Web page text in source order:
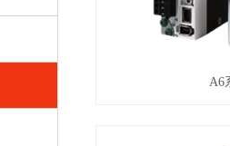
A6